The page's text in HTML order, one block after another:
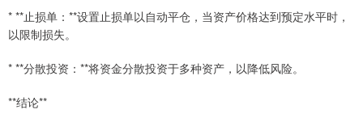
* **止损单：**设置止损单以自动平仓，当资产价格达到预定水平时，
以限制损失。
* **分散投资：**将资金分散投资于多种资产，以降低风险。
**结论**